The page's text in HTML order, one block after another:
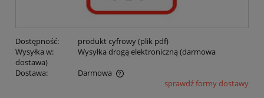
Dostępność:
produkt cyfrowy (plik pdf)
Wysyłka w:
Wysyłka drogą elektroniczną (darmowa
dostawa)
Dostawa:
Darmowa
Cena nie zawiera ewentualnych kosztów płatnościsprawdź formy dostawy